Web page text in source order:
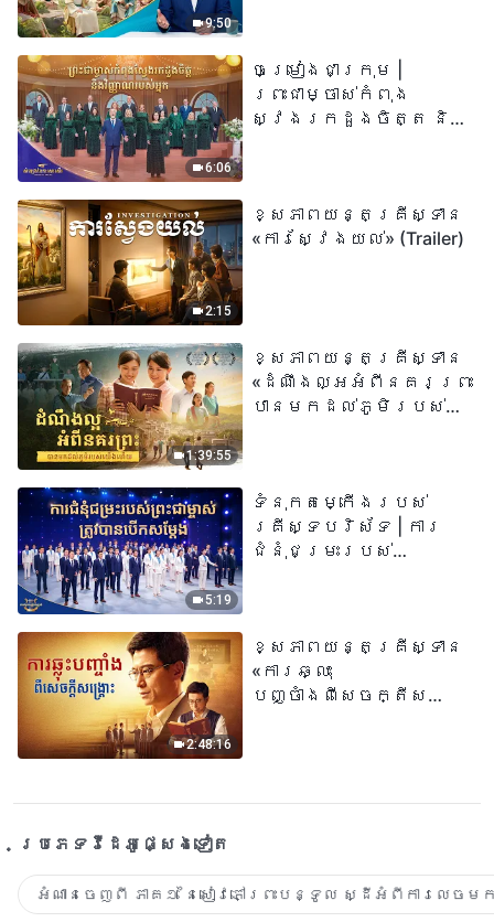
9:50
មានជីវិតអស់កល្ប
ជានិច្ច» មានន័យដូច
ម្តេចពិតប្រាកដ?
6:06
ចម្រៀងជាក្រុម |
ព្រះជាម្ចាស់កំពុង
ស្វែងរកដួងចិត្ត និង
2:15
ខ្សែភាពយន្តគ្រីស្ទាន
«ការស្វែងយល់» (Trailer)
1:39:55
ខ្សែភាពយន្តគ្រីស្ទាន
«ដំណឹងល្អអំពីនគរព្រះ
បានមកដល់​ភូមិរបស់
5:19
ទំនុកតម្កើង​របស់​
គ្រីស្ទបរិស័ទ | ការ
ជំនុំជម្រះរបស់
2:48:16
ខ្សែភាពយន្តគ្រីស្ទាន
«ការឆ្លុះ
បញ្ចាំងពីសេចក្តីសង្រ្គោះ»
ប្រភេទ​វីដេអូ​ផ្សេង​ទៀត​
អំណានចេញពី ភាគ១ នៃសៀវភៅព្រះបន្ទូល ស្ដីអំពីការលេច